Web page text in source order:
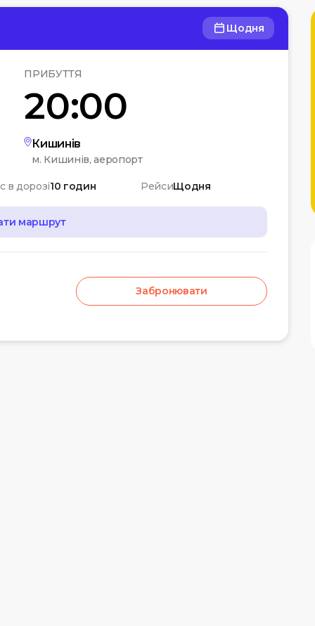
Щодня
ПРИБУТТЯ
20:00
Кишинів
м. Кишинів, аеропорт
в дорозі10 годин РейсиЩодня
маршрут
Забронювати